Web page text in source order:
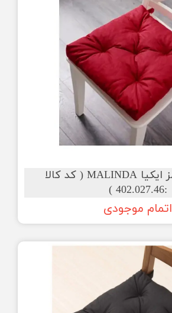
پد صندلی قرمز ایکیا MALINDA ( کد کالا
:402.027.46 )
اتمام موجودی